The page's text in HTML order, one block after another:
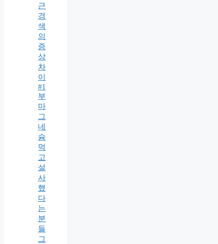
근
경
색
의
증
상
차
이
#1
부
마
그
네
슘
먹
고
설
사
했
다
는
분
들
그